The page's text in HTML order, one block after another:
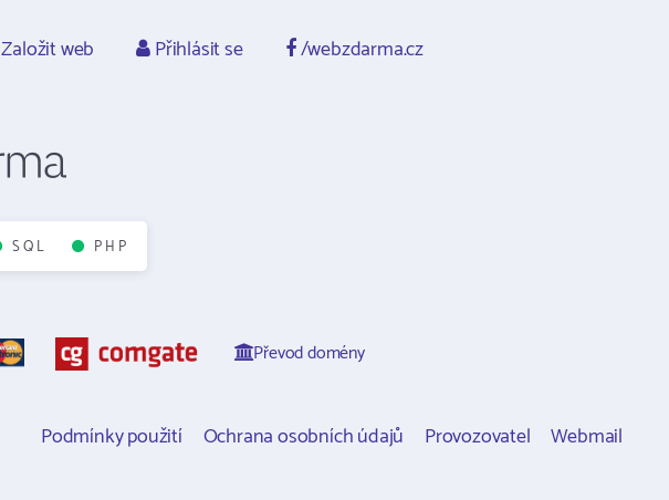
Založit web Přihlásit se /webzdarma.cz
SQL PHP
Převod domény
Podmínky použití Ochrana osobních údajů Provozovatel Webmail